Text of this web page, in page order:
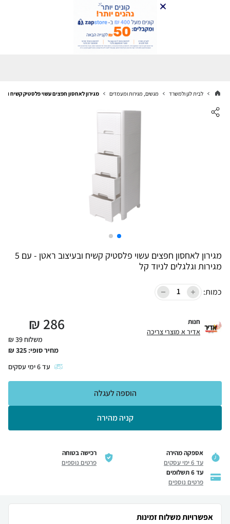
לבית לגן ולמשרד מגשים, מגירות ומעמדים מגירון לאחסון חפצים עשוי פלסטיק קשיח ובעיצוב ראטן - עם 5
מגירון לאחסון חפצים עשוי פלסטיק קשיח ובעיצוב ראטן - עם 5
מגירות וגלגלים לניוד קל
כמות:
חנות
אדיר א מוצרי צריכה 286
₪
משלוח 39 ₪
מחיר סופי: 325
₪
עד6ימי עסקים
קניה מהירה
הוספה לעגלה
אספקה מהירה
עד 6 ימי עסקים
רכישה בטוחה
פרטים נוספים
עד 6 תשלומים
פרטים נוספים
אפשרויות משלוח זמינות